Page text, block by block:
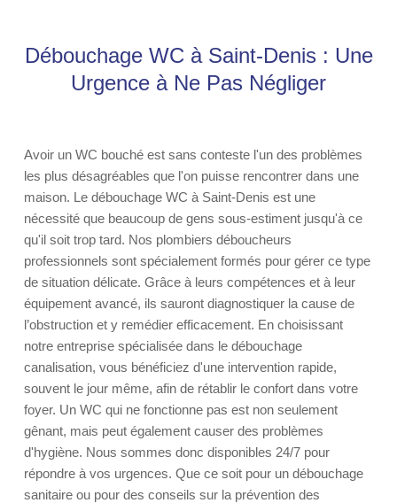
Débouchage WC à Saint-Denis : Une
Urgence à Ne Pas Négliger
Avoir un WC bouché est sans conteste l'un des problèmes
les plus désagréables que l'on puisse rencontrer dans une
maison. Le débouchage WC à Saint-Denis est une
nécessité que beaucoup de gens sous-estiment jusqu'à ce
qu'il soit trop tard. Nos plombiers déboucheurs
professionnels sont spécialement formés pour gérer ce type
de situation délicate. Grâce à leurs compétences et à leur
équipement avancé, ils sauront diagnostiquer la cause de
l’obstruction et y remédier efficacement. En choisissant
notre entreprise spécialisée dans le débouchage
canalisation, vous bénéficiez d'une intervention rapide,
souvent le jour même, afin de rétablir le confort dans votre
foyer. Un WC qui ne fonctionne pas est non seulement
gênant, mais peut également causer des problèmes
d'hygiène. Nous sommes donc disponibles 24/7 pour
répondre à vos urgences. Que ce soit pour un débouchage
sanitaire ou pour des conseils sur la prévention des